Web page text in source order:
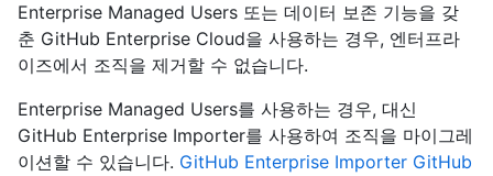
Enterprise Managed Users 또는 데이터 보존 기능을 갖
춘 GitHub Enterprise Cloud을 사용하는 경우, 엔터프라
이즈에서 조직을 제거할 수 없습니다.
Enterprise Managed Users를 사용하는 경우, 대신
GitHub Enterprise Importer를 사용하여 조직을 마이그레
이션할 수 있습니다. GitHub Enterprise Importer GitHub